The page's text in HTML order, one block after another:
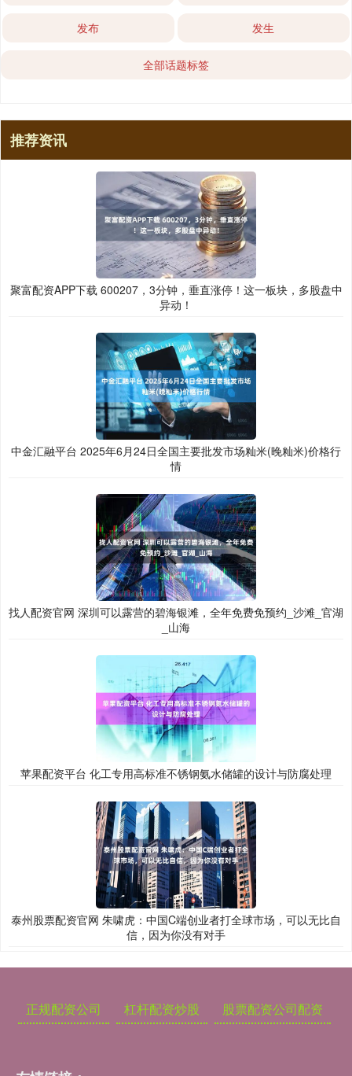
发布 发生
全部话题标签
推荐资讯
聚富配资APP下载 600207，3分钟，垂直涨停！这一板块，多股盘中
异动！
中金汇融平台 2025年6月24日全国主要批发市场籼米(晚籼米)价格行
情
找人配资官网 深圳可以露营的碧海银滩，全年免费免预约_沙滩_官湖
_山海
苹果配资平台 化工专用高标准不锈钢氨水储罐的设计与防腐处理
泰州股票配资官网 朱啸虎：中国C端创业者打全球市场，可以无比自
信，因为你没有对手
正规配资公司 杠杆配资炒股 股票配资公司配资